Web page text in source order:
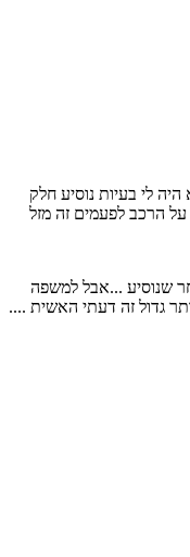
לא היה לי בעיות נוסיע חלק
על הרכב לפעמים זה מזל
שנוסיע ...אבל למשפה
גדול זה דעתי האשית ....